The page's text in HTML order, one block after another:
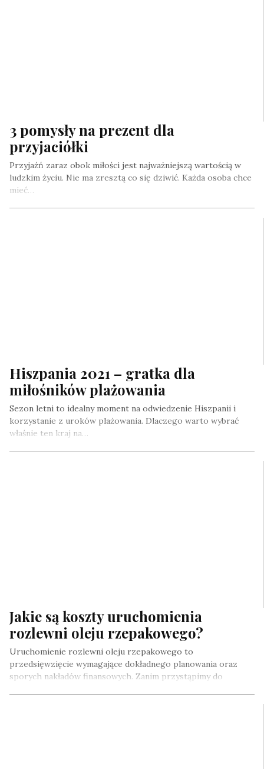
3 pomysły na prezent dla
przyjaciółki
Przyjaźń zaraz obok miłości jest najważniejszą wartością w
ludzkim życiu. Nie ma zresztą co się dziwić. Każda osoba chce
mieć…
Hiszpania 2021 – gratka dla
miłośników plażowania
Sezon letni to idealny moment na odwiedzenie Hiszpanii i
korzystanie z uroków plażowania. Dlaczego warto wybrać
właśnie ten kraj na…
Jakie są koszty uruchomienia
rozlewni oleju rzepakowego?
Uruchomienie rozlewni oleju rzepakowego to
przedsięwzięcie wymagające dokładnego planowania oraz
sporych nakładów finansowych. Zanim przystąpimy do